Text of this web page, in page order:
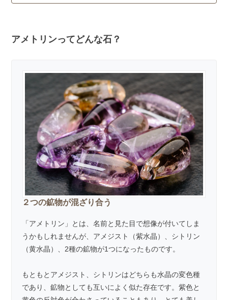
アメトリンってどんな石？
２つの鉱物が混ざり合う
「アメトリン」とは、名前と見た目で想像が付いてしま
うかもしれませんが、 アメジスト（紫水晶）
シトリン
（黄水晶）
、2種の鉱物が1つになったものです。
もともとアメジスト、シトリンはどちらも水晶の変色種
であり、鉱物としても互いによく似た存在です。紫色と